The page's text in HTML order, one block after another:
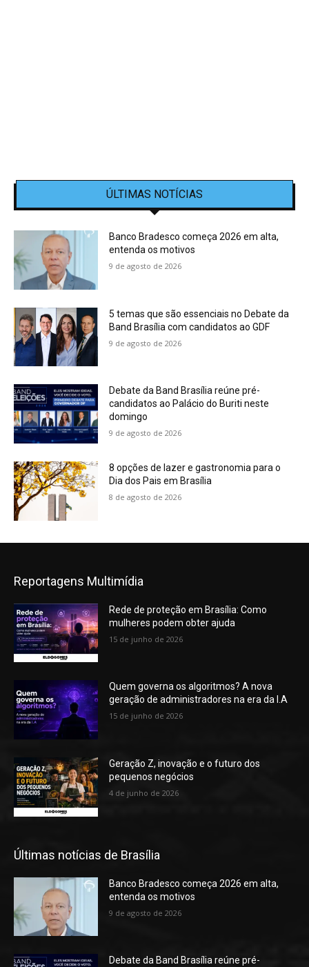
ÚLTIMAS NOTÍCIAS
Banco Bradesco começa 2026 em alta,
entenda os motivos
9 de agosto de 2026
5 temas que são essenciais no Debate da
Band Brasília com candidatos ao GDF
9 de agosto de 2026
Debate da Band Brasília reúne pré-
candidatos ao Palácio do Buriti neste
domingo
9 de agosto de 2026
8 opções de lazer e gastronomia para o
Dia dos Pais em Brasília
8 de agosto de 2026
Reportagens Multimídia
Rede de proteção em Brasília: Como
mulheres podem obter ajuda
15 de junho de 2026
Quem governa os algoritmos? A nova
geração de administradores na era da I.A
15 de junho de 2026
Geração Z, inovação e o futuro dos
pequenos negócios
4 de junho de 2026
Últimas notícias de Brasília
Banco Bradesco começa 2026 em alta,
entenda os motivos
9 de agosto de 2026
Debate da Band Brasília reúne pré-